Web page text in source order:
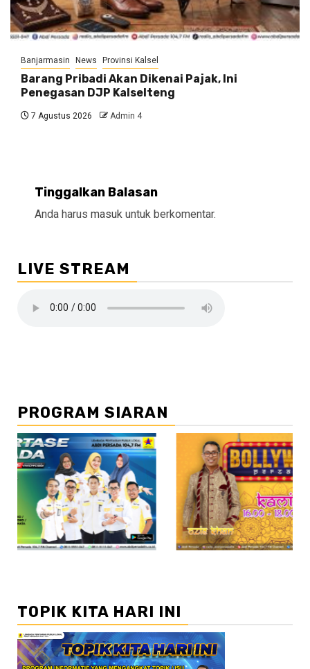
Banjarmasin News Provinsi Kalsel
Barang Pribadi Akan Dikenai Pajak, Ini
Penegasan DJP Kalselteng
7 Agustus 2026 Admin 4
Tinggalkan Balasan
Anda harus masuk untuk berkomentar.
LIVE STREAM
PROGRAM SIARAN
//2
TOPIK KITA HARI INI